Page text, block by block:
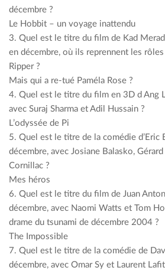
décembre ?
Le Hobbit – un voyage inattendu
3. Quel est le titre du film de Kad
en décembre, où ils reprennent les
Ripper ?
Mais qui a re-tué Paméla Rose ?
4. Quel est le titre du film en 3D d Ang
avec Suraj Sharma et Adil Hussain ?
L’odyssée de Pi
5. Quel est le titre de la comédie d’Eric
décembre, avec Josiane Balasko,
Cornillac ?
Mes héros
6. Quel est le titre du film de Juan
décembre, avec Naomi Watts et Tom
drame du tsunami de décembre 2004 ?
The Impossible
7. Quel est le titre de la comédie de
décembre, avec Omar Sy et Laurent